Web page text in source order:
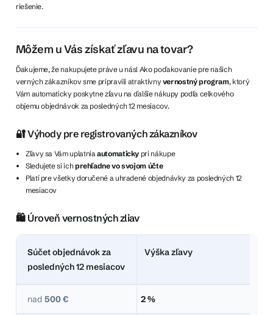
riešenie.
Môžem u Vás získať zľavu na tovar?
Ďakujeme, že nakupujete práve u nás! Ako poďakovanie pre našich
verných zákazníkov sme pripravili atraktívny vernostný program, ktorý
Vám automaticky poskytne zľavu na ďalšie nákupy podľa celkového
objemu objednávok za posledných 12 mesiacov.
🔐 Výhody pre registrovaných zákazníkov
Zľavy sa Vám uplatniaautomaticky pri nákupe
Sledujete si ichprehľadne vo svojom účte
Platí pre všetky doručené a uhradené objednávky za posledných 12
mesiacov
🛍️ Úroveň vernostných zliav
Súčet objednávok za
posledných 12 mesiacov
Výška zľavy
nad 500 € 2 %